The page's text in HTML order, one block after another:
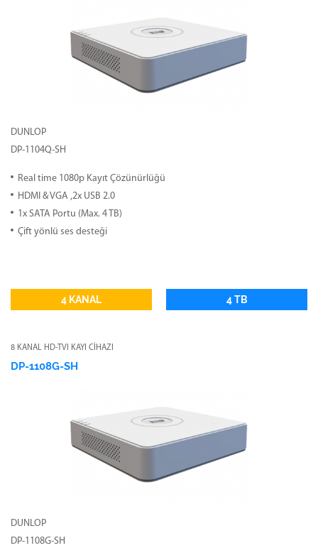
DUNLOP
DP-1104Q-SH
Real time 1080p Kayıt Çözünürlüğü
HDMI & VGA ,2x USB 2.0
1x SATA Portu (Max. 4 TB)
Çift yönlü ses desteği
4 KANAL 4 TB
8 KANAL HD-TVI KAYI CİHAZI
DP-1108G-SH
DUNLOP
DP-1108G-SH